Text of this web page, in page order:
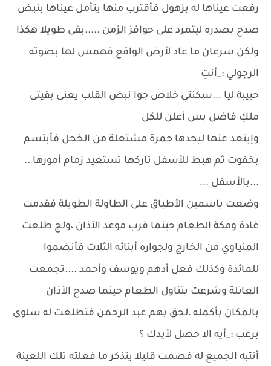
رفعت عيناها له بزهول فأقترب منها يتأمل عيناها بنبض
صدح بصدره ليتمرد على حوافز الزمن .....بقى طويلا هكذا
ولكن سرعان ما عاد لأرض الواقع فهمس لها بصوته
الرجولي :_أنتِ
حبيبة ليا ...سكنتي خلاص جوا نبض القلب يعنى بقيتى
ملكِ فاضل بس أعلن للكل
وإبتعد عنها ليجدها جمرة مشتعلة من الخجل فأبتسم
بخفوت ثم هبط للأسفل تاركها تستعيد زمام أمورها ..
...بالأسفل ...
وضعت ياسمين الأطباق على الطاولة الطويلة فقدمت
غادة ومكة الطعام حينما قرب موعد الآذان ،ولج طلعت
المنياوي من الخارج ولجواره أبنائه الثلاث فأنضموا
للمائدة وكذلك فعل أدهم ويوسف وأحمد ....تجمعت
العائلة وشرعت بتناول الطعام حينما صدح الآذان
بالمكان بأكمله ،لحق بهم عبد الرحمن فتطلعت له سلوى
برعب :_أيه الا حصل لأيدك ؟
أنتبه الجميع له فصمت قليلا يتذكر ما فعلته تلك اللعينة